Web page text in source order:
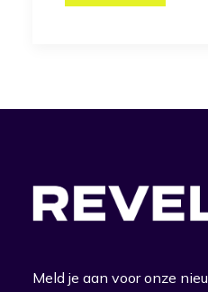
Meld je aan voor onze